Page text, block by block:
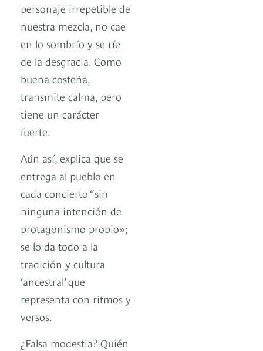
personaje irrepetible de
nuestra mezcla, no cae
en lo sombrío y se ríe
de la desgracia. Como
buena costeña,
transmite calma, pero
tiene un carácter
fuerte.
Aún así, explica que se
entrega al pueblo en
cada concierto “sin
ninguna intención de
protagonismo propio»;
se lo da todo a la
tradición y cultura
‘ancestral’ que
representa con ritmos y
versos.
¿Falsa modestia? Quién